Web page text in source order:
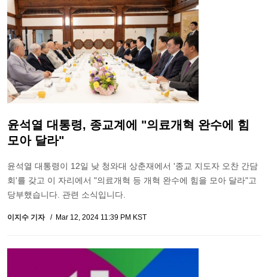
윤석열 대통령, 종교계에 "의료개혁 완수에 힘
모아 달라"
윤석열 대통령이 12일 낮 청와대 상춘재에서 '종교 지도자 오찬 간담
회'를 갖고 이 자리에서 "의료개혁 등 개혁 완수에 힘을 모아 달라"고
당부했습니다. 관련 소식입니다.
이지수 기자 Mar 12, 2024 11:39 PM KST